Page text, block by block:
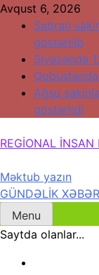
Skip
content
Avqust 6, 2026
Şabran
göstərilib
Siyəzəndə
Ağsu
göstərildi
REGİONAL
Regional İnsan
Məktub yazın
GÜNDƏLİK
Menu
Saytda olanlar...